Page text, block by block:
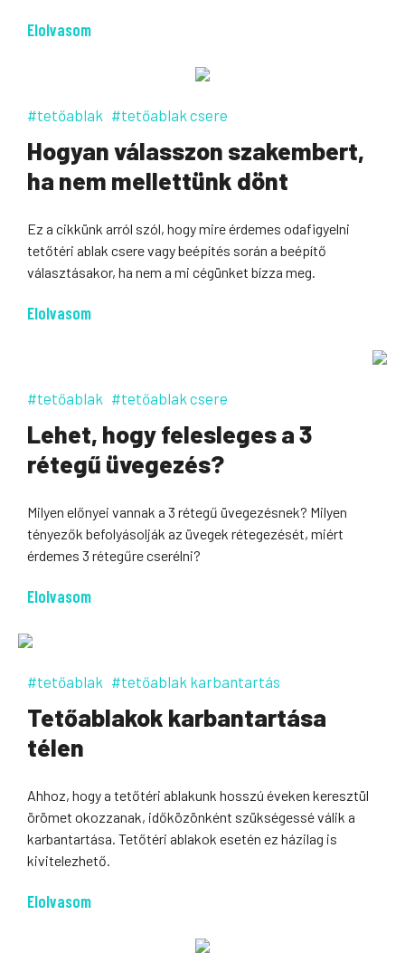
Elolvasom
#tetőablak #tetőablak csere
Hogyan válasszon szakembert,
ha nem mellettünk dönt
Ez a cikkünk arról szól, hogy mire érdemes odafigyelni
tetőtéri ablak csere vagy beépítés során a beépítő
választásakor, ha nem a mi cégünket bízza meg.
Elolvasom
#tetőablak #tetőablak csere
Lehet, hogy felesleges a 3
rétegű üvegezés?
Milyen előnyei vannak a 3 rétegű üvegezésnek? Milyen
tényezők befolyásolják az üvegek rétegezését, miért
érdemes 3 rétegűre cserélni?
Elolvasom
#tetőablak #tetőablak karbantartás
Tetőablakok karbantartása
télen
Ahhoz, hogy a tetőtéri ablakunk hosszú éveken keresztül
örömet okozzanak, időközönként szükségessé válik a
karbantartása. Tetőtéri ablakok esetén ez házilag is
kivitelezhető.
Elolvasom